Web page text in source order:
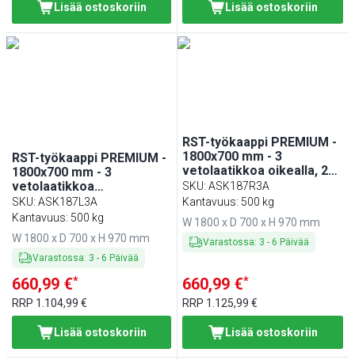
Lisää ostoskoriin Lisää ostoskoriin
RST-työkaappi PREMIUM -
1800x700 mm - 3
vetolaatikkoa
vasemmalla, 2 liukuovea -
roiskesuoja
SKU: ASK187L3A
Kantavuus: 500 kg
W 1800 x D 700 x H 970 mm
Varastossa: 3 - 6 Päivää
660,99 €*
RRP 1.104,99 €
Lisää ostoskoriin
RST-työkaappi PREMIUM -
1800x700 mm - 3
vetolaatikkoa oikealla, 2
liukuovea - roiskesuoja
SKU:ASK187R3A
Kantavuus: 500 kg
W 1800 x D 700 x H 970 mm
Varastossa: 3 - 6 Päivää
660,99 €*
RRP 1.125,99 €
Lisää ostoskoriin